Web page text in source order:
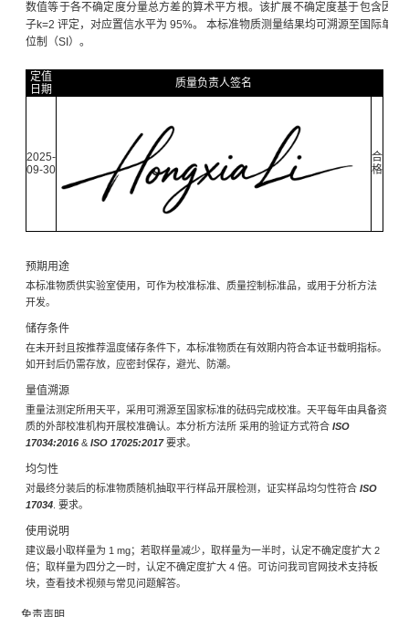
数值等于各不确定度分量总方差的算术平方根。该扩展不确定度基于包含因
子k=2 评定，对应置信水平为 95%。 本标准物质测量结果均可溯源至国际单
位制（SI）。
定值
日期
质量负责人签名
2025-
09-30
合
格
预期用途
本标准物质供实验室使用，可作为校准标准、质量控制标准品，或用于分析方法
开发。
储存条件
在未开封且按推荐温度储存条件下，本标准物质在有效期内符合本证书载明指标。
如开封后仍需存放，应密封保存，避光、防潮。
量值溯源
重量法测定所用天平，采用可溯源至国家标准的砝码完成校准。天平每年由具备资
质的外部校准机构开展校准确认。本分析方法所 采用的验证方式符合 ISO
17034:2016 & ISO 17025:2017要求。
均匀性
对最终分装后的标准物质随机抽取平行样品开展检测，证实样品均匀性符合 ISO
17034 . 要求。
使用说明
建议最小取样量为 1 mg；若取样量减少，取样量为一半时，认定不确定度扩大 2
倍；取样量为四分之一时，认定不确定度扩大 4 倍。可访问我司官网技术支持板
块，查看技术视频与常见问题解答。